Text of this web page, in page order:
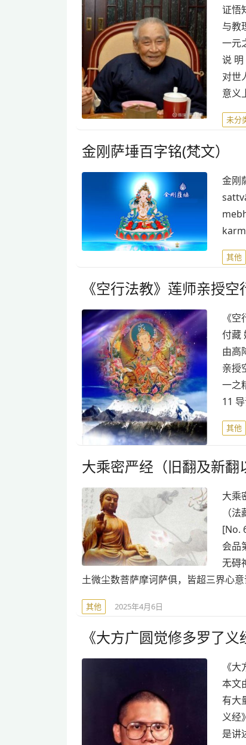
证悟
与教
一元
说
对世
意义
未分
金刚萨埵百字铭(梵文）
金刚
其他
《空行法教》莲师亲授
《
付藏
由高
亲授
一之
11
其他
大乘密严经（旧翻及新翻
大乘
（
[No.
会
无碍
土微尘数菩萨摩诃萨俱，皆超三界心
其他 2025年4月6日
《大方广圆觉修多罗了义
《
本文
有大
义经
是讲